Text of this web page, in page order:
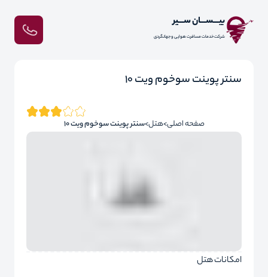
بیـــســـان ســـیر
شرکت خدمات مسافرت هوایی و جهانگردی
سنتر پوینت سوخوم ویت 10
صفحه اصلی هتل سنتر پوینت سوخوم ویت 10
امکانات هتل